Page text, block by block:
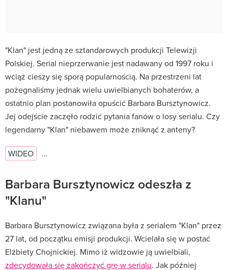
"Klan" jest jedną ze sztandarowych produkcji Telewizji
Polskiej. Serial nieprzerwanie jest nadawany od 1997 roku i
wciąż cieszy się sporą popularnością. Na przestrzeni lat
pożegnaliśmy jednak wielu uwielbianych bohaterów, a
ostatnio plan postanowiła opuścić Barbara Bursztynowicz.
Jej odejście zaczęło rodzić pytania fanów o losy serialu. Czy
legendarny "Klan" niebawem może zniknąć z anteny?
WIDEO …
Barbara Bursztynowicz odeszła z
"Klanu"
Barbara Bursztynowicz związana była z serialem "Klan" przez
27 lat, od początku emisji produkcji. Wcielała się w postać
Elżbiety Chojnickiej. Mimo iż widzowie ją uwielbiali,
zdecydowała się zakończyć grę w serialu. Jak później